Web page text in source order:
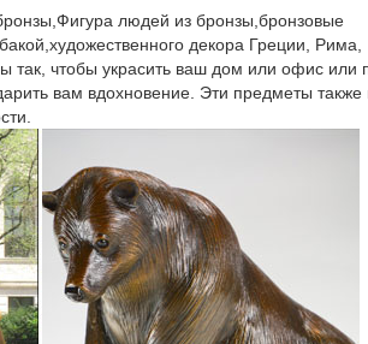
более скульптура не поднималась
название картин и так-же художника
Древнего Мира».С помощью
человека.
м гг. VII в. до н. э.; по-видимому, впервые
людей из бронзы,бронзовые
декора Греции, Рима,
так, чтобы украсить ваш дом или офис или
вам вдохновение. Эти предметы также